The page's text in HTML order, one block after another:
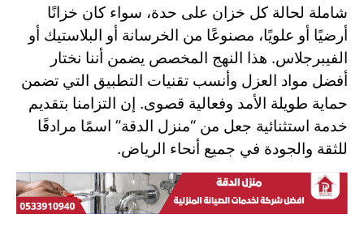
شاملة لحالة كل خزان على حدة، سواء كان خزانًا
أرضيًا أو علويًا، مصنوعًا من الخرسانة أو البلاستيك أو
الفيبرجلاس. هذا النهج المخصص يضمن أننا نختار
أفضل مواد العزل وأنسب تقنيات التطبيق التي تضمن
حماية طويلة الأمد وفعالية قصوى. إن التزامنا بتقديم
خدمة استثنائية جعل من “منزل الدقة” اسمًا مرادفًا
للثقة والجودة في جميع أنحاء الرياض.